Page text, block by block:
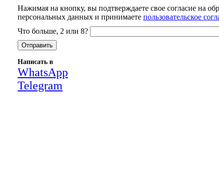
Нажимая на кнопку, вы подтверждаете свое согласие на
персональных данных и принимаете пользовательское
Что больше, 2 или 8?
Написать в
WhatsApp
Telegram